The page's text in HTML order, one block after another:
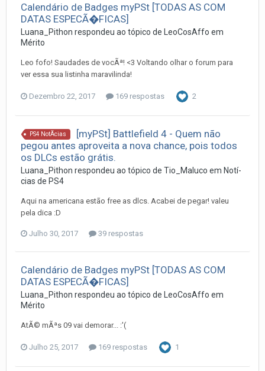
Calendário de Badges myPSt [TODAS AS COM
DATAS ESPECÃ�FICAS]
Luana_Pithon respondeu ao tópico de LeoCosAffo em
Mérito
Leo fofo! Saudades de vocÃª! <3 Voltando olhar o forum para
ver essa sua listinha maravilinda!
Dezembro 22, 2017 169 respostas 2
PS4 NotÃ­cias
[myPSt] Battlefield 4 - Quem não
pegou antes aproveita a nova chance, pois todos
os DLCs estão grátis.
Luana_Pithon respondeu ao tópico de Tio_Maluco em Notí­
cias de PS4
Aqui na americana estão free as dlcs. Acabei de pegar! valeu
pela dica :D
Julho 30, 2017 39 respostas
Calendário de Badges myPSt [TODAS AS COM
DATAS ESPECÃ�FICAS]
Luana_Pithon respondeu ao tópico de LeoCosAffo em
Mérito
AtÃ© mÃªs 09 vai demorar... :'(
Julho 25, 2017 169 respostas 1